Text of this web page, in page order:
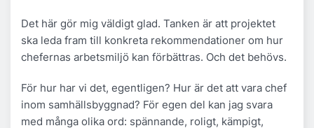
Det här gör mig väldigt glad. Tanken är att projektet
ska leda fram till konkreta rekommendationer om hur
chefernas arbetsmiljö kan förbättras. Och det behövs.
För hur har vi det, egentligen? Hur är det att vara chef
inom samhällsbyggnad? För egen del kan jag svara
med många olika ord: spännande, roligt, kämpigt,